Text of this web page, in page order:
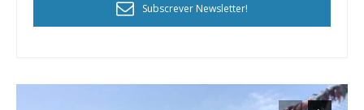
Subscrever Newsletter!